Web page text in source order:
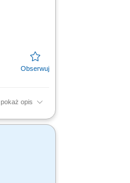
pokaż opis